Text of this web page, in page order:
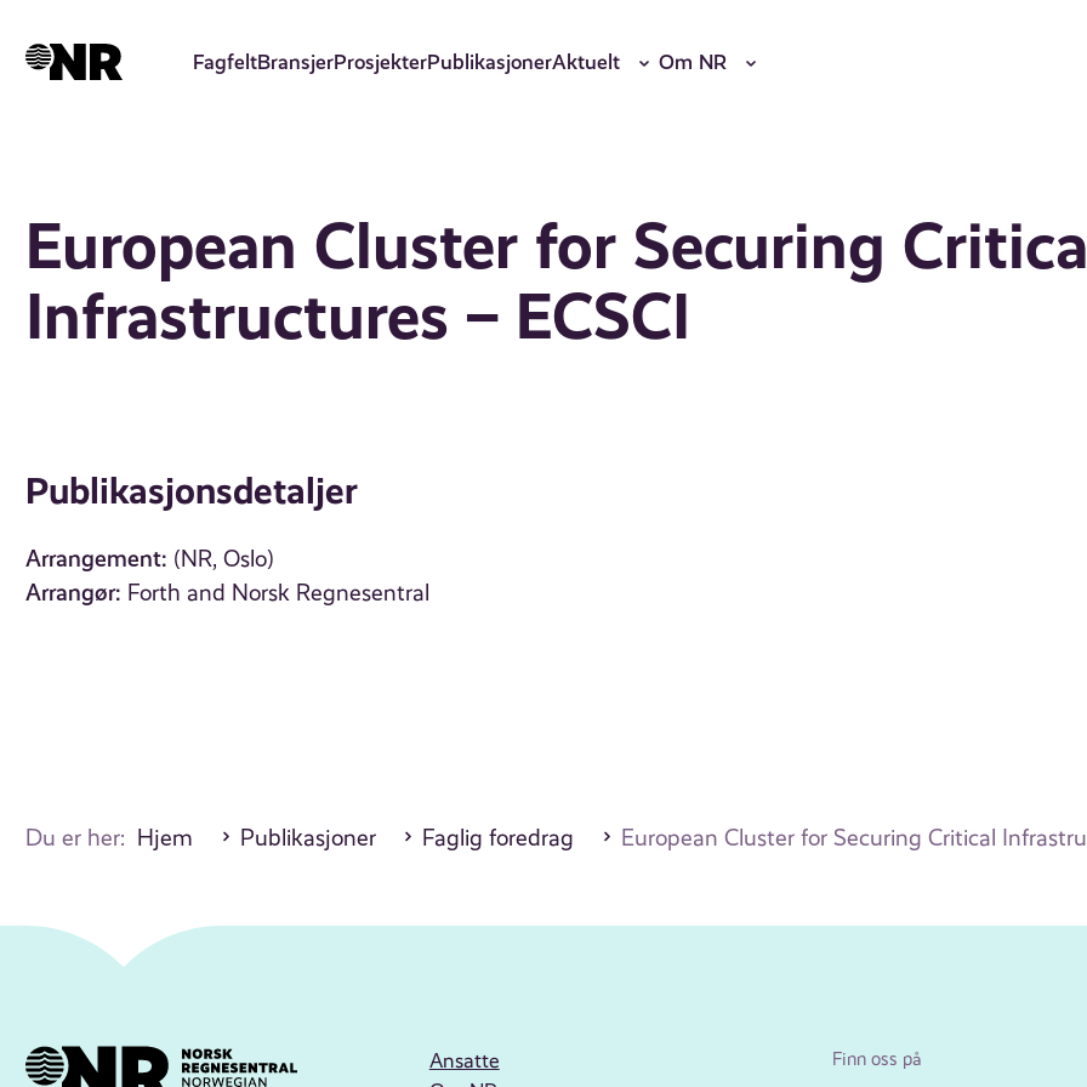
hovedinnhold
FagfeltBransjerProsjekterPublikasjonerAktuelt Om NR
European Cluster for Securing
Infrastructures – ECSCI
Publikasjonsdetaljer
Arrangement: (NR, Oslo)
Arrangør: Forth and Norsk Regnesentral
Du er her: Hjem Publikasjoner Faglig foredrag European Cluster for Securing Critical
Ansatte
Finn oss på